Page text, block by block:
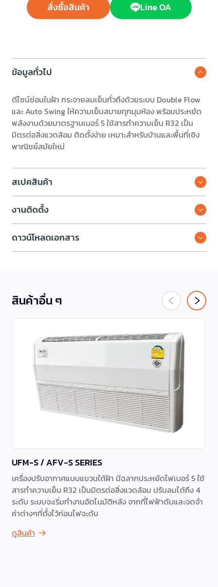
สั่งซื้อสินค้า Line OA
ข้อมูลทั่วไป
ดีไซน์ซ่อนในฝ้า กระจายลมเย็นทั่วถึงด้วยระบบ Double Flow
และ Auto Swing ให้ความเย็นสบายทุกมุมห้อง พร้อมประหยัด
พลังงานด้วยมาตรฐานเบอร์ 5 ใช้สารทำความเย็น R32 เป็น
มิตรต่อสิ่งแวดล้อม ติดตั้งง่าย เหมาะสำหรับบ้านและพื้นที่เชิง
พาณิชย์สมัยใหม่
สเปคสินค้า
งานติดตั้ง
ดาวน์โหลดเอกสาร
สินค้าอื่น ๆ
UFM-S / AFV-S SERIES
เครื่องปรับอากาศแบบแขวนใต้ฝ้า มีฉลากประหยัดไฟเบอร์ 5 ใช้
สารทำความเย็น R32 เป็นมิตรต่อสิ่งแวดล้อม ปรับลมได้ถึง 4
ระดับ ระบบจะเริ่มทำงานอัตโนมัติหลัง จากที่ไฟฟ้าดับและจดจำ
ค่าต่างๆที่ตั้งไว้ก่อนไฟจะดับ
ดูสินค้า